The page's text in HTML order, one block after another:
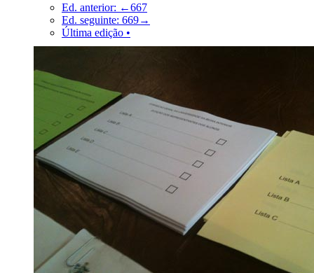
Ed. anterior: ←667
Ed. seguinte: 669→
Última edição •